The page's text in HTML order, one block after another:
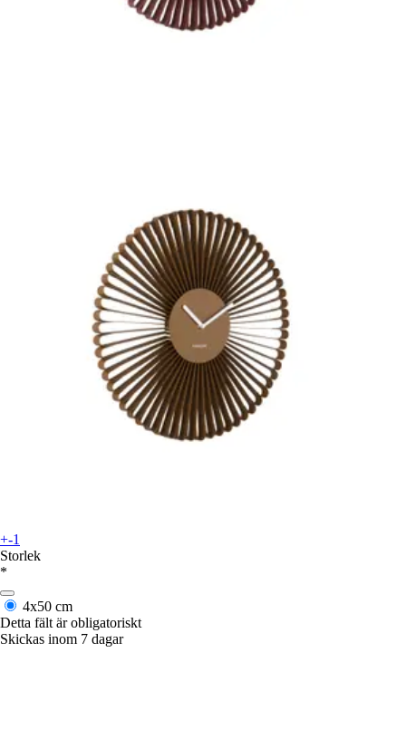
+-1
Storlek
*
4x50 cm
Detta fält är obligatoriskt
Skickas inom 7 dagar